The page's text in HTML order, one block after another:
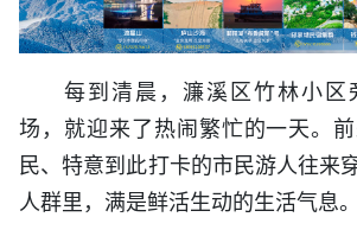
每到清晨，濂溪区竹林小区
场，就迎来了热闹繁忙的一天。
民、特意到此打卡的市民游人往来
人群里，满是鲜活生动的生活气息。